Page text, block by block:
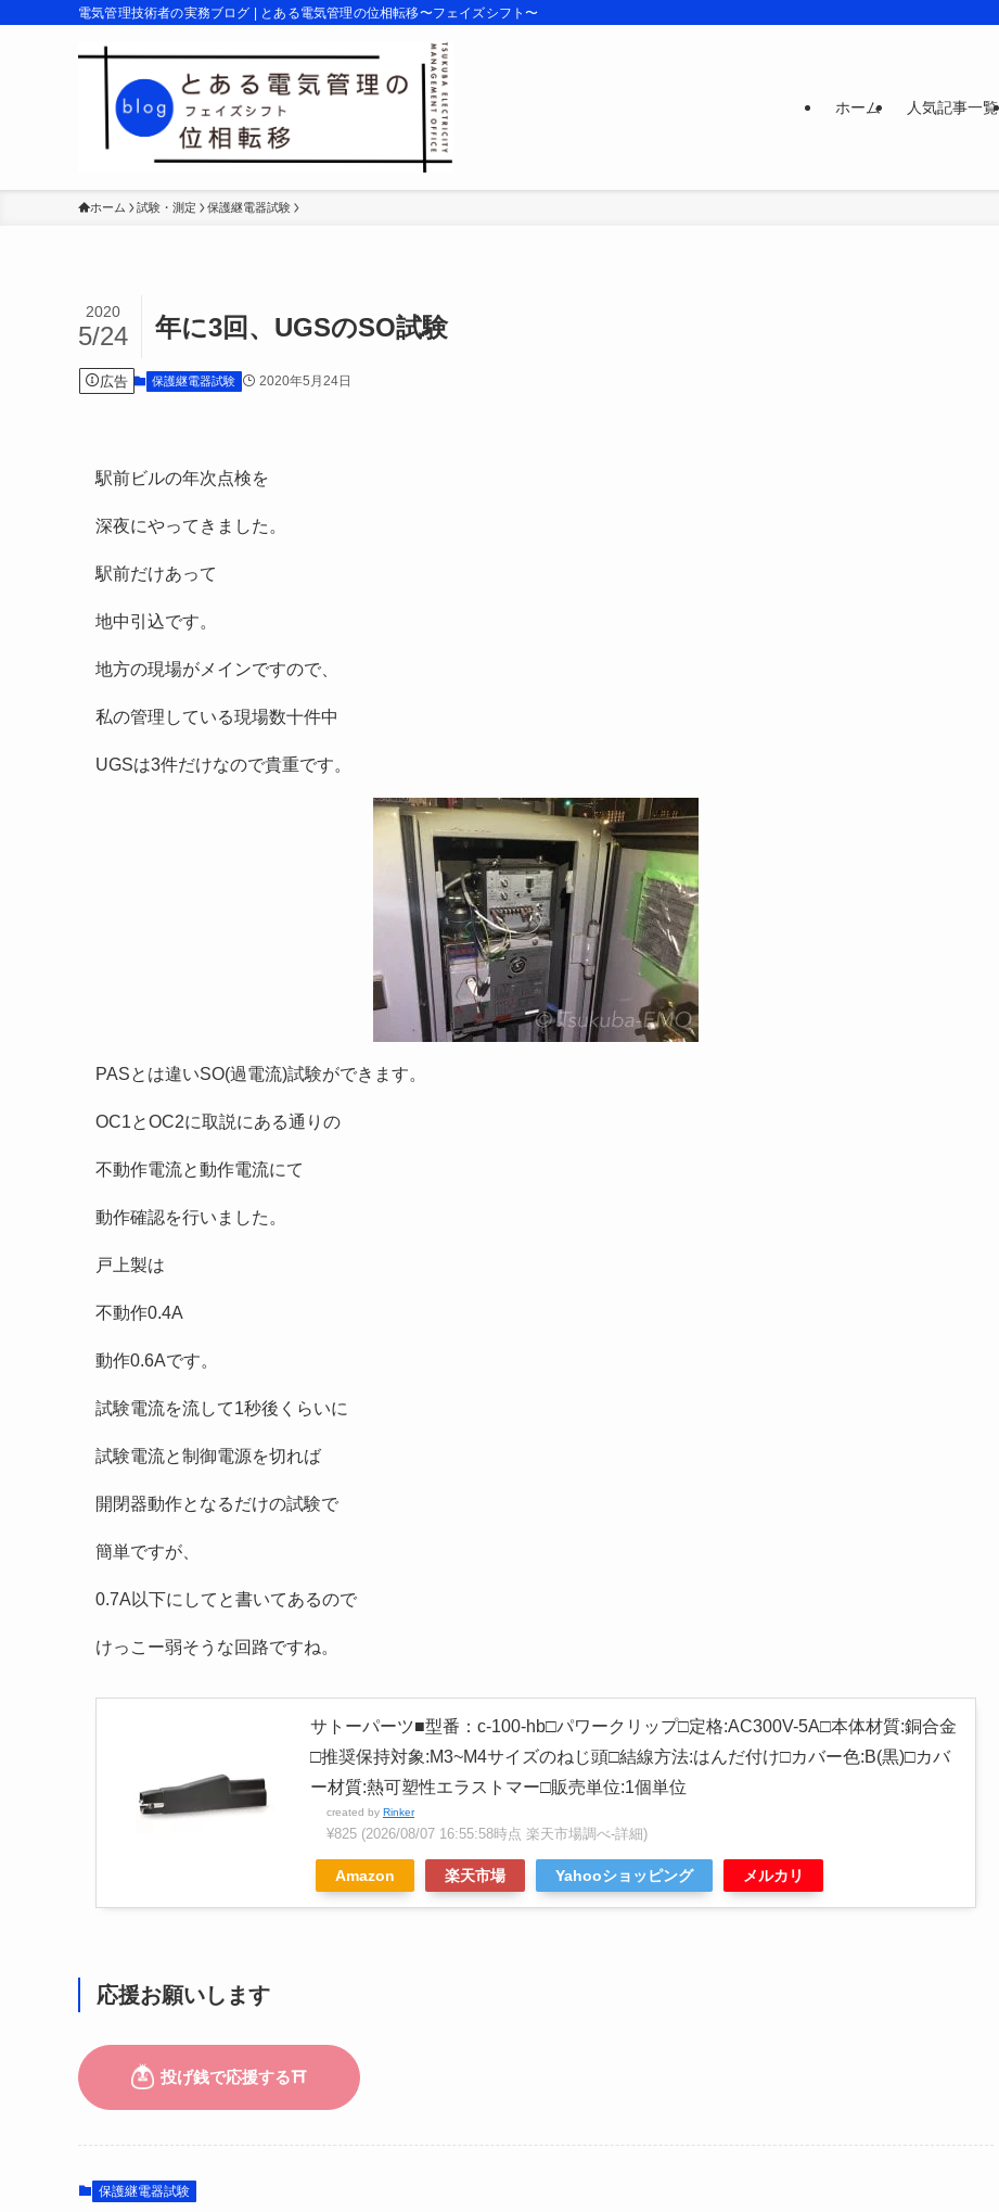
電気管理技術者の実務ブログ | とある電気管理の位相転移〜フェイズシフト〜
ホーム 人気記事一覧
ホーム 試験・測定 保護継電器試験
年に3回、UGSのSO試験
2020
5/24
広告 保護継電器試験 2020年5月24日
駅前ビルの年次点検を
深夜にやってきました。
駅前だけあって
地中引込です。
地方の現場がメインですので、
私の管理している現場数十件中
UGSは3件だけなので貴重です。
PASとは違いSO(過電流)試験ができます。
OC1とOC2に取説にある通りの
不動作電流と動作電流にて
動作確認を行いました。
戸上製は
不動作0.4A
動作0.6Aです。
試験電流を流して1秒後くらいに
試験電流と制御電源を切れば
開閉器動作となるだけの試験で
簡単ですが、
0.7A以下にしてと書いてあるので
けっこー弱そうな回路ですね。
サトーパーツ■型番：c-100-hb□パワークリップ□定格:AC300V-5A□本体材質:銅合金
□推奨保持対象:M3~M4サイズのねじ頭□結線方法:はんだ付け□カバー色:B(黒)□カバ
ー材質:熱可塑性エラストマー□販売単位:1個単位
created by Rinker
¥825 (2026/08/07 16:55:58時点 楽天市場調べ-詳細)
Amazon 楽天市場 Yahooショッピング メルカリ
応援お願いします
保護継電器試験